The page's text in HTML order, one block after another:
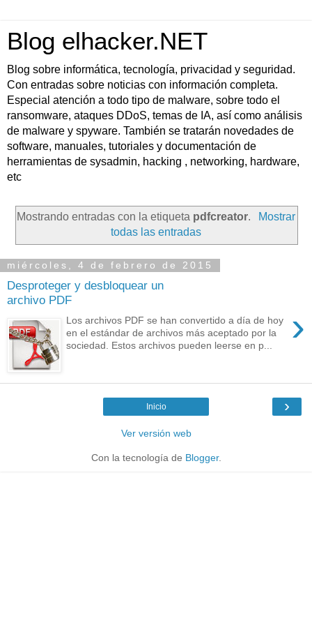
Blog elhacker.NET
Blog sobre informática, tecnología, privacidad y seguridad.
Con entradas sobre noticias con información completa.
Especial atención a todo tipo de malware, sobre todo el
ransomware, ataques DDoS, temas de IA, así como análisis
de malware y spyware. También se tratarán novedades de
software, manuales, tutoriales y documentación de
herramientas de sysadmin, hacking , networking, hardware,
etc
Mostrando entradas con la etiqueta pdfcreator.
Mostrar
todas las entradas
miércoles, 4 de febrero de 2015
Desproteger y desbloquear un
archivo PDF
›
Los archivos PDF se han convertido a día de hoy
en el estándar de archivos más aceptado por la
sociedad. Estos archivos pueden leerse en p...
›
Inicio
Ver versión web
Con la tecnología de Blogger.